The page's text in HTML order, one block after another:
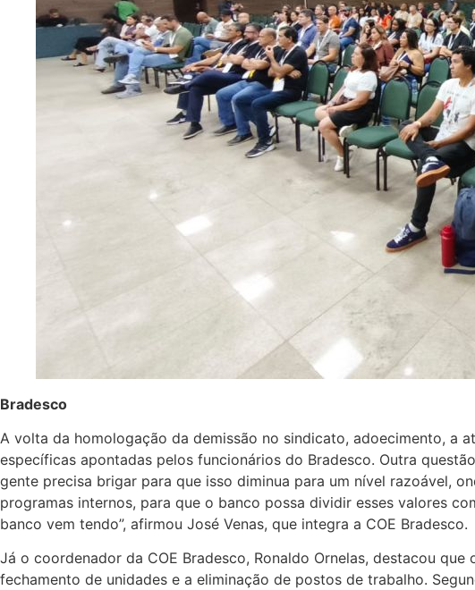
Bradesco
A volta da homologação da demissão no sindicato, adoecimento, a
específicas apontadas pelos funcionários do Bradesco. Outra
gente precisa brigar para que isso diminua para um nível razoável,
programas internos, para que o banco possa dividir esses valores
banco vem tendo”, afirmou José Venas, que integra a COE Bradesco.
Já o coordenador da COE Bradesco, Ronaldo Ornelas, destacou
fechamento de unidades e a eliminação de postos de trabalho.